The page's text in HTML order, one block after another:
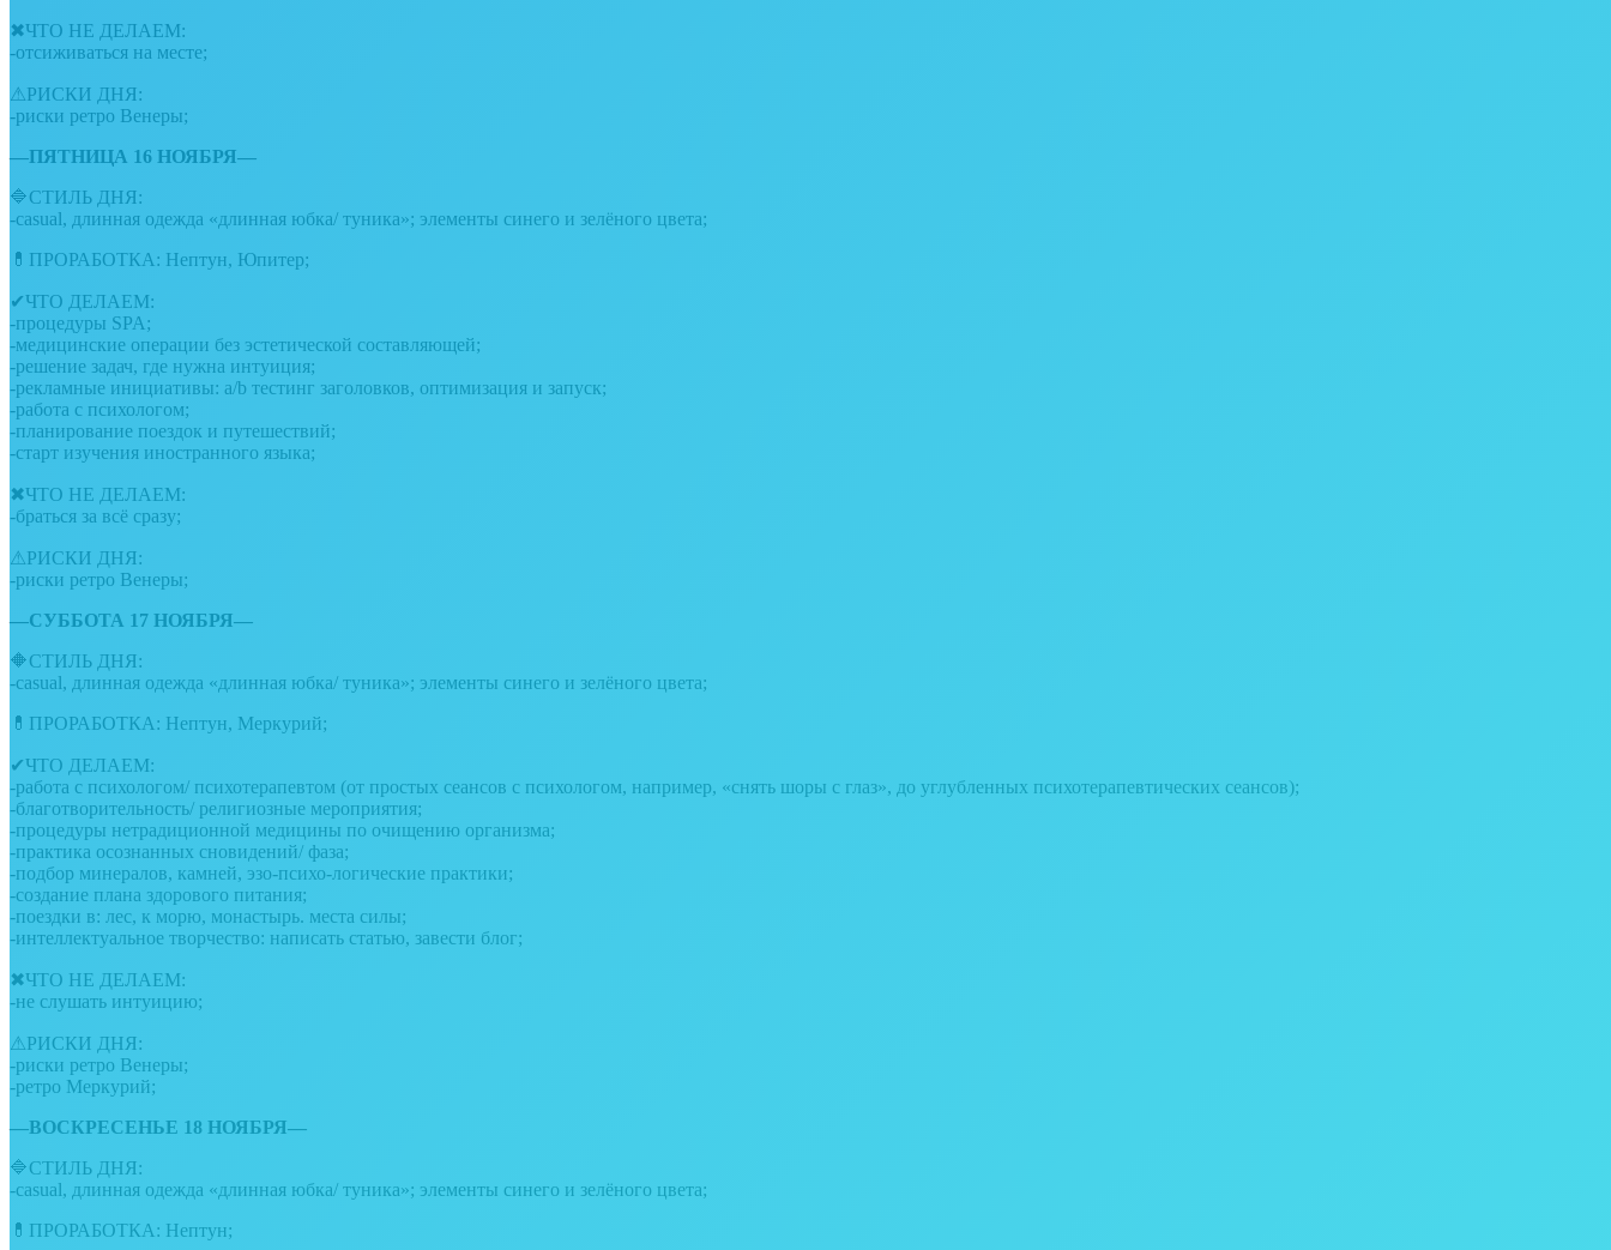
✖ЧТО НЕ ДЕЛАЕМ:
-отсиживаться на месте;
⚠РИСКИ ДНЯ:
-риски ретро Венеры;
—ПЯТНИЦА 16 НОЯБРЯ—
🔷СТИЛЬ ДНЯ:
-casual, длинная одежда «длинная юбка/ туника»; элементы синего и зелёного цвета;
💊ПРОРАБОТКА: Нептун, Юпитер;
✔ЧТО ДЕЛАЕМ:
-процедуры SPA;
-медицинские операции без эстетической составляющей;
-решение задач, где нужна интуиция;
-рекламные инициативы: a/b тестинг заголовков, оптимизация и запуск;
-работа с психологом;
-планирование поездок и путешествий;
-старт изучения иностранного языка;
✖ЧТО НЕ ДЕЛАЕМ:
-браться за всё сразу;
⚠РИСКИ ДНЯ:
-риски ретро Венеры;
—СУББОТА 17 НОЯБРЯ—
🔶СТИЛЬ ДНЯ:
-casual, длинная одежда «длинная юбка/ туника»; элементы синего и зелёного цвета;
💊ПРОРАБОТКА: Нептун, Меркурий;
✔ЧТО ДЕЛАЕМ:
-работа с психологом/ психотерапевтом (от простых сеансов с психологом, например, «снять шоры с глаз», до углубленных психотерапевтических сеансов);
-благотворительность/ религиозные мероприятия;
-процедуры нетрадиционной медицины по очищению организма;
-практика осознанных сновидений/ фаза;
-подбор минералов, камней, эзо-психо-логические практики;
-создание плана здорового питания;
-поездки в: лес, к морю, монастырь. места силы;
-интеллектуальное творчество: написать статью, завести блог;
✖ЧТО НЕ ДЕЛАЕМ:
-не слушать интуицию;
⚠РИСКИ ДНЯ:
-риски ретро Венеры;
-ретро Меркурий;
—ВОСКРЕСЕНЬЕ 18 НОЯБРЯ—
🔷СТИЛЬ ДНЯ:
-casual, длинная одежда «длинная юбка/ туника»; элементы синего и зелёного цвета;
💊ПРОРАБОТКА: Нептун;